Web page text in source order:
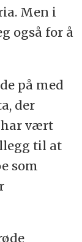
Men i
også for å
på med
der
har vært
til at
som